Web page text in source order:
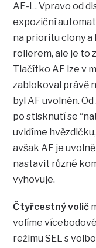
AE-L. Vpravo od
expoziční
na prioritu clony
rollerem, ale je to
Tlačítko AF lze v
zablokoval právě
byl AF uvolněn.
po stisknutí se
uvidíme
avšak AF je
nastavit různé
vyhovuje.
Čtyřcestný volič
volíme
režimu SEL s